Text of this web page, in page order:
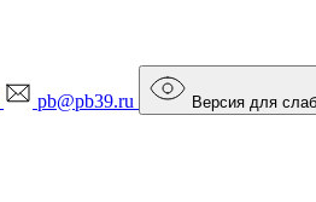
pb@pb39.ru Версия для